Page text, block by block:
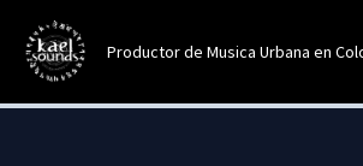
contenido
Productor de Musica Urbana en